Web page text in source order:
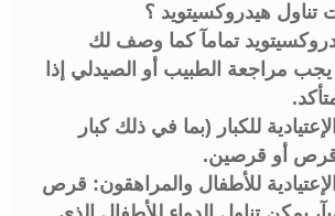
هيدروكسيتويد ؟
تمامآ كما وصف لك
يجب مراجعة الطبيب أو الصيدلي إذا
للكبار (بما في ذلك كبار
أو قرصين.
للأطفال والمراهقون: قرص